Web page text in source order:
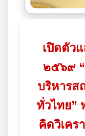
เปิดตัว
๒๕๖๙ “
บริหารส
ทั่วไทย”
คิดวิเคร